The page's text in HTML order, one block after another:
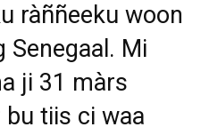
ràññeeku woon
Senegaal. Mi
ji 31 màrs
tiis ci waa